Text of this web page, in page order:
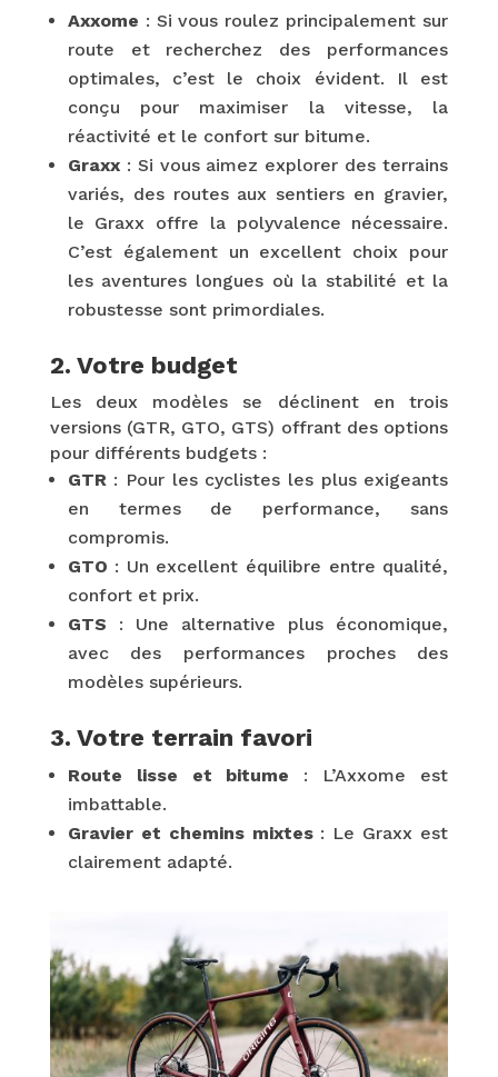
Axxome : Si vous roulez principalement sur
route et recherchez des performances
optimales, c’est le choix évident. Il est
conçu pour maximiser la vitesse, la
réactivité et le confort sur bitume.
Graxx: Si vous aimez explorer des terrains
variés, des routes aux sentiers en gravier,
le Graxx offre la polyvalence nécessaire.
C’est également un excellent choix pour
les aventures longues où la stabilité et la
robustesse sont primordiales.
2. Votre budget
Les deux modèles se déclinent en trois
versions (GTR, GTO, GTS) offrant des options
pour différents budgets :
GTR: Pour les cyclistes les plus exigeants
en termes de performance, sans
compromis.
GTO : Un excellent équilibre entre qualité,
confort et prix.
GTS : Une alternative plus économique,
avec des performances proches des
modèles supérieurs.
3. Votre terrain favori
Route lisse et bitume : L’Axxome est
imbattable.
Gravier et chemins mixtes: Le Graxx est
clairement adapté.